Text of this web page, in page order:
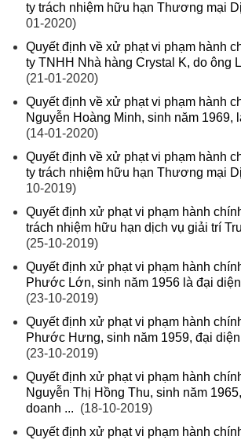
ty trách nhiệm hữu hạn Thương mại
01-2020)
Quyết định về xử phạt vi phạm hành
ty TNHH Nhà hàng Crystal K, do ông
(21-01-2020)
Quyết định về xử phạt vi phạm hành
Nguyễn Hoàng Minh, sinh năm 1969,
(14-01-2020)
Quyết định về xử phạt vi phạm hành
ty trách nhiệm hữu hạn Thương mại
10-2019)
Quyết định xử phạt vi phạm hành
trách nhiệm hữu hạn dịch vụ giải trí
(25-10-2019)
Quyết định xử phạt vi phạm hành
Phước Lớn, sinh năm 1956 là đại
(23-10-2019)
Quyết định xử phạt vi phạm hành
Phước Hưng, sinh năm 1959, đại
(23-10-2019)
Quyết định xử phạt vi phạm hành
Nguyễn Thị Hồng Thu, sinh năm
doanh ... (18-10-2019)
Quyết định xử phạt vi phạm hành